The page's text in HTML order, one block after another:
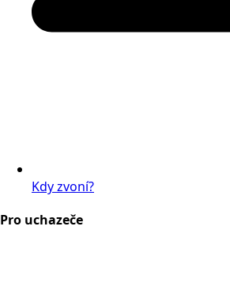
Kdy zvoní?
Pro uchazeče